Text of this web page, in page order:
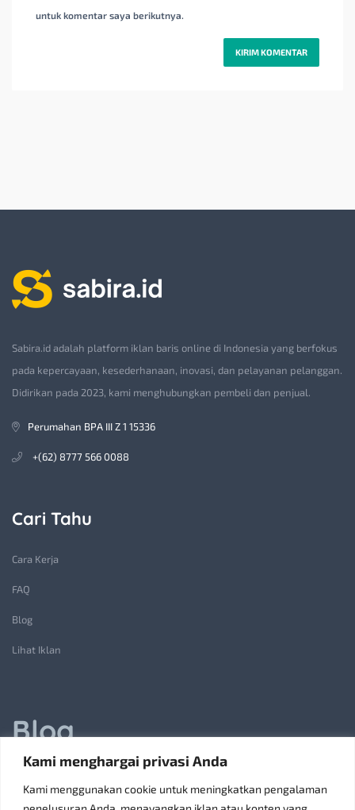
Kami menghargai privasi Anda
Kami menggunakan cookie untuk meningkatkan pengalaman
untuk komentar saya berikutnya.
Sabira.id adalah platform iklan baris online di Indonesia yang berfokus
pada kepercayaan, kesederhanaan, inovasi, dan pelayanan pelanggan.
Didirikan pada 2023, kami menghubungkan pembeli dan penjual.
Perumahan BPA III Z 1 15336
+(62) 8777 566 0088
Cari Tahu
Cara Kerja
FAQ
Blog
Lihat Iklan
Blog
Jasa Pembuatan Lift Barang: Solusi Transportasi Vertikal
Receiving Parcels and Mail at a Rented Room in Singapore